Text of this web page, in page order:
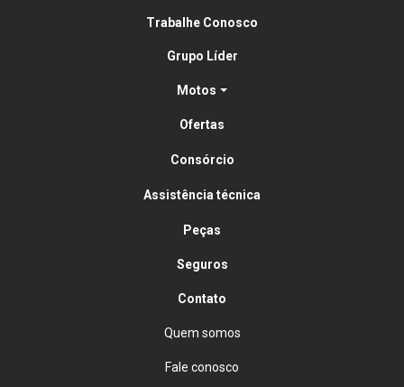
Trabalhe Conosco
Grupo Líder
Motos
Ofertas
Consórcio
Assistência técnica
Peças
Seguros
Contato
Quem somos
Fale conosco